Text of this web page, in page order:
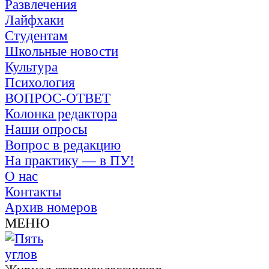
Развлечения
Лайфхаки
Студентам
Школьные новости
Культура
Психология
ВОПРОС-ОТВЕТ
Колонка редактора
Наши опросы
Вопрос в редакцию
На практику — в ПУ!
О нас
Контакты
Архив номеров
МЕНЮ